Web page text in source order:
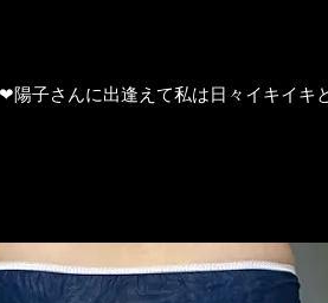
陽子さんに出逢えて私は日々イキイ